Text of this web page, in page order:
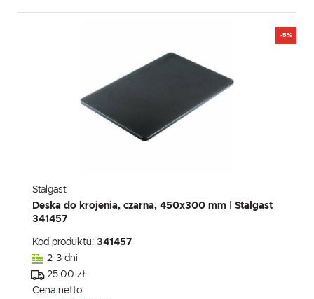
-5%
Stalgast
Deska do krojenia, czarna, 450x300 mm | Stalgast
341457
Kod produktu: 341457
2-3 dni
25.00 zł
Cena netto: